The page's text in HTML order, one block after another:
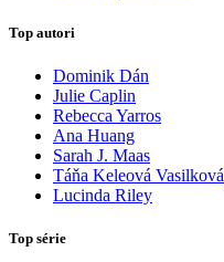
Top autori
Dominik Dán
Julie Caplin
Rebecca Yarros
Ana Huang
Sarah J. Maas
Táňa Keleová Vasilková
Lucinda Riley
Top série